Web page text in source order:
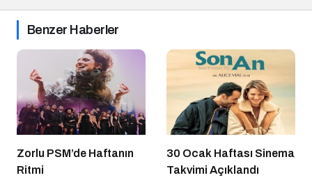
Benzer Haberler
Zorlu PSM’de Haftanın
Ritmi
30 Ocak Haftası Sinema
Takvimi Açıklandı